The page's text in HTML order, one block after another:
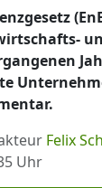
Felix
Uhr